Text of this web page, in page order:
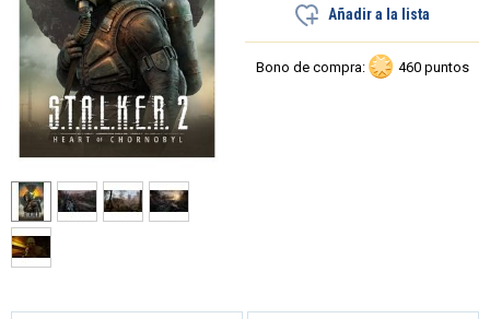
Añadir a la lista
Bono de compra: 460 puntos